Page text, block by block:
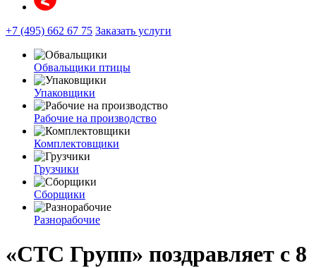
+7 (495) 662 67 75 Заказать услуги
Обвальщики птицы
Упаковщики
Рабочие на производство
Комплектовщики
Грузчики
Сборщики
Разнорабочие
«СТС Групп» поздравляет с 8